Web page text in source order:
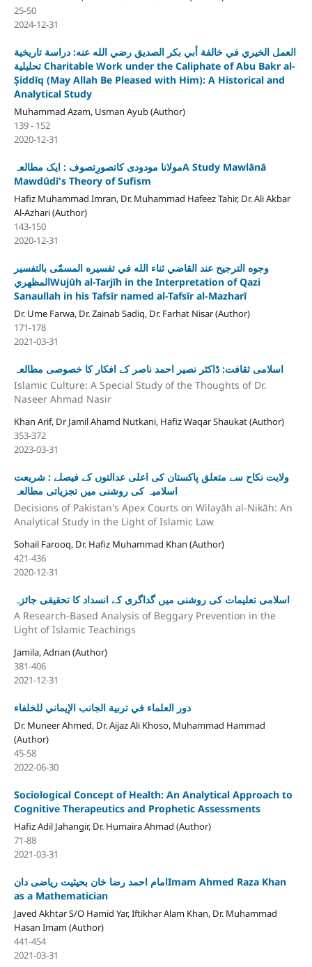
25-50
2024-12-31
العمل الخيري في خالفة أبي بكر الصديق رضي الله عنه: دراسة تاريخية
تحليلية Charitable Work under the Caliphate of Abu Bakr al-
Ṣiddīq (May Allah Be Pleased with Him): A Historical and
Analytical Study
Muhammad Azam, Usman Ayub (Author)
139 - 152
2020-12-31
مولانا مودودی کاتصورِتصوف : ایک مطالعہA Study Mawlānā
Mawdūdī's Theory of Sufism
Hafiz Muhammad Imran, Dr. Muhammad Hafeez Tahir, Dr. Ali Akbar
Al-Azhari (Author)
143-150
2020-12-31
وجوه الترجيح عند القاضي ثناء الله في تفسيره المسمّى بالتفسير
المظهريWujūh al-Tarjīh in the Interpretation of Qazi
Sanaullah in his Tafsīr named al-Tafsīr al-Mazharī
Dr. Ume Farwa, Dr. Zainab Sadiq, Dr. Farhat Nisar (Author)
171-178
2021-03-31
اسلامی ثقافت: ڈاکٹر نصیر احمد ناصر کے افکار کا خصوصی مطالعہ
Islamic Culture: A Special Study of the Thoughts of Dr.
Naseer Ahmad Nasir
Khan Arif, Dr Jamil Ahamd Nutkani, Hafiz Waqar Shaukat (Author)
353-372
2023-03-31
ولایت نکاح سے متعلق پاکستان کی اعلی عدالتوں کے فیصلے : شریعت
اسلامیہ کی روشنی میں تجزیاتی مطالعہ
Decisions of Pakistan's Apex Courts on Wilayāh al-Nikāh: An
Analytical Study in the Light of Islamic Law
Sohail Farooq, Dr. Hafiz Muhammad Khan (Author)
421-436
2020-12-31
اسلامی تعلیمات کی روشنی میں گداگری کے انسداد کا تحقیقی جائزہ
A Research-Based Analysis of Beggary Prevention in the
Light of Islamic Teachings
Jamila, Adnan (Author)
381-406
2021-12-31
دور العلماء في تربية الجانب الإيماني للخلفاء
Dr. Muneer Ahmed, Dr. Aijaz Ali Khoso, Muhammad Hammad
(Author)
45-58
2022-06-30
Sociological Concept of Health: An Analytical Approach to
Cognitive Therapeutics and Prophetic Assessments
Hafiz Adil Jahangir, Dr. Humaira Ahmad (Author)
71-88
2021-03-31
امام احمد رضا خان بحیثیت ریاضی دانImam Ahmed Raza Khan
as a Mathematician
Javed Akhtar S/O Hamid Yar, Iftikhar Alam Khan, Dr. Muhammad
Hasan Imam (Author)
441-454
2021-03-31